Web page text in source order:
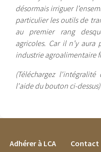
désormais irriguer
particulier les outils de
au premier rang
agricoles. Car il n’y aura
industrie agroalimentaire
(Téléchargez
l'aide du bouton ci-dessus)
FOOTER MENU
Adhérer à LCA Contact